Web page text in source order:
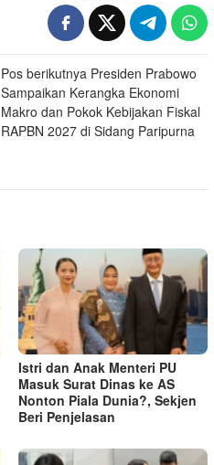
Pos berikutnya Presiden Prabowo
Sampaikan Kerangka Ekonomi
Makro dan Pokok Kebijakan Fiskal
RAPBN 2027 di Sidang Paripurna
Istri dan Anak Menteri PU
Masuk Surat Dinas ke AS
Nonton Piala Dunia?, Sekjen
Beri Penjelasan